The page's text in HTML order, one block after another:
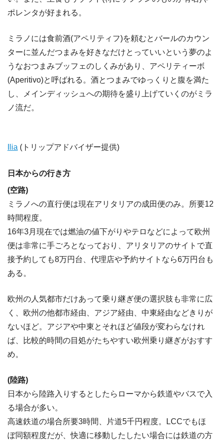
ポレンタが好まれる。
ミラノには食前酒(アペリティフ)を頼むとバールのカウン
ターに並んだつまみを好きなだけとっていいという夢のよ
うなおつまみブッフェのしくみがあり、アペリティーボ
(Aperitivo)と呼ばれる。酒とつまみでゆっくりと腹を満た
し、メインディッシュへの期待を盛り上げていくのがミラ
ノ流だ。
Ilia (トリップアドバイザー提供)
日本からの行き方
(空路)
ミラノへの直行便は現在アリタリアの成田便のみ。所要12
時間程度。
16年3月現在では燃油の値下がりやテロなどによって欧州
便は非常に手ごろとなっており、アリタリアのサイトで直
接予約しても8万円台、代理店や予約サイトなら6万円台も
ある。
欧州の人気都市だけあって乗り継ぎ便の選択肢も非常に広
く、欧州の他都市経由、アジア経由、中東経由などきりが
ないほど。アジアや中東とそれほど値段が変わらなけれ
ば、比較的時間の目処がたちやすい欧州乗り継ぎがおすす
め。
(陸路)
日本から陸路入りするとしたらローマから鉄道やバスで入
る場合が多い。
高速鉄道の場合所要3時間、片道5千円程度。LCCでもほ
ぼ同額程度だが、快適に移動したしたい場合には鉄道の方